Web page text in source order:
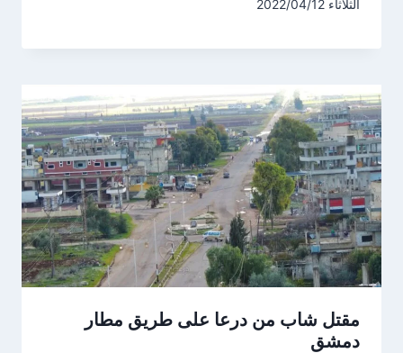
الثلاثاء 2022/04/12
مقتل شاب من درعا على طريق مطار
دمشق